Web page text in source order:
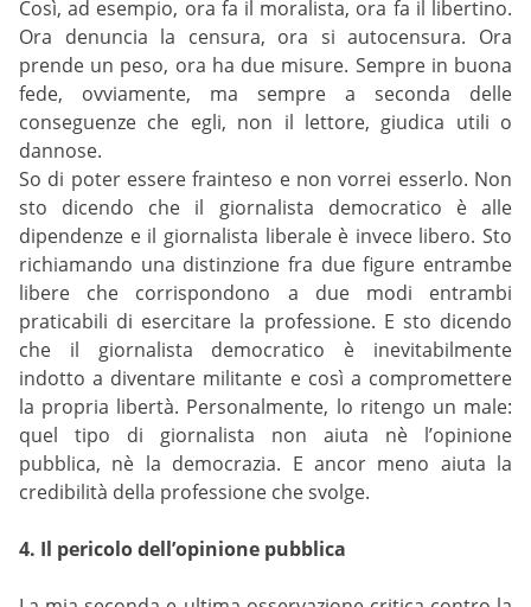
Così, ad esempio, ora fa il moralista, ora fa il libertino.
Ora denuncia la censura, ora si autocensura. Ora
prende un peso, ora ha due misure. Sempre in buona
fede, ovviamente, ma sempre a seconda delle
conseguenze che egli, non il lettore, giudica utili o
dannose.
So di poter essere frainteso e non vorrei esserlo. Non
sto dicendo che il giornalista democratico è alle
dipendenze e il giornalista liberale è invece libero. Sto
richiamando una distinzione fra due figure entrambe
libere che corrispondono a due modi entrambi
praticabili di esercitare la professione. E sto dicendo
che il giornalista democratico è inevitabilmente
indotto a diventare militante e così a compromettere
la propria libertà. Personalmente, lo ritengo un male:
quel tipo di giornalista non aiuta nè l’opinione
pubblica, nè la democrazia. E ancor meno aiuta la
credibilità della professione che svolge.
4. Il pericolo dell’opinione pubblica